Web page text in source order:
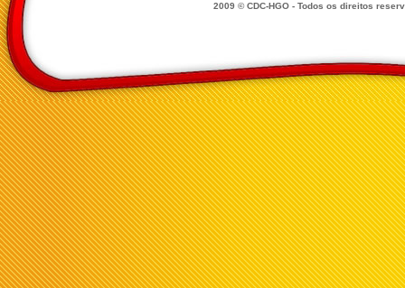
2009 © CDC-HGO - Todos os direitos